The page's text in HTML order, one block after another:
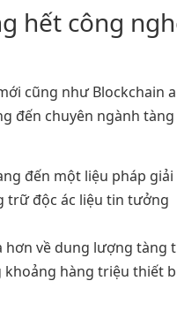
hết công
cũng như Blockchain
đến chuyên ngành tàng
đến một liệu pháp giải
trữ độc ác liệu tin tưởng
hơn về dung lượng tàng
hàng triệu thiết